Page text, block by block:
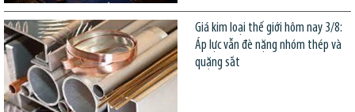
Giá kim loại thế giới hôm nay 3/8:
Áp lực vẫn đè nặng nhóm thép và
quặng sắt